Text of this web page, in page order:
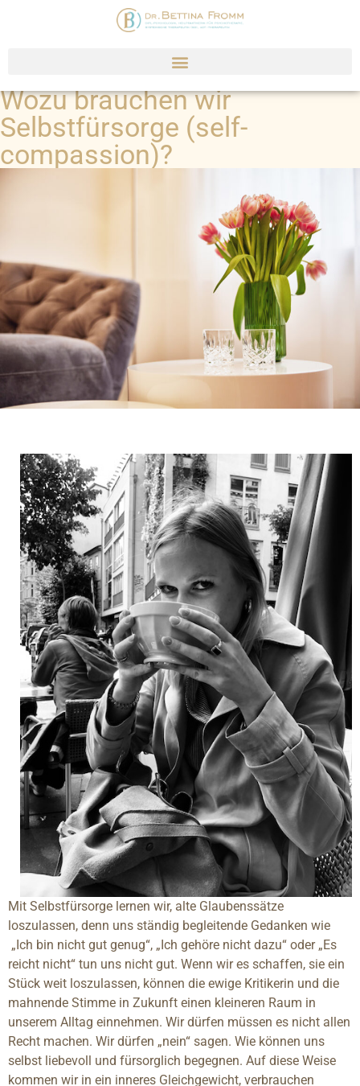
Wozu brauchen wir
Selbstfürsorge (self-
compassion)?
Mit Selbstfürsorge lernen wir, alte Glaubenssätze
loszulassen, denn uns ständig begleitende Gedanken wie
„Ich bin nicht gut genug“, „Ich gehöre nicht dazu“ oder „Es
reicht nicht“ tun uns nicht gut. Wenn wir es schaffen, sie ein
Stück weit loszulassen, können die ewige Kritikerin und die
mahnende Stimme in Zukunft einen kleineren Raum in
unserem Alltag einnehmen. Wir dürfen müssen es nicht allen
Recht machen. Wir dürfen „nein“ sagen. Wie können uns
selbst liebevoll und fürsorglich begegnen. Auf diese Weise
kommen wir in ein inneres Gleichgewicht, verbrauchen